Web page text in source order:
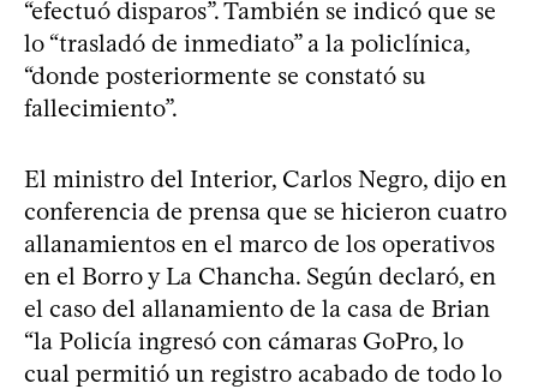
“efectuó disparos”. También se indicó que se
lo “trasladó de inmediato” a la policlínica,
“donde posteriormente se constató su
fallecimiento”.
El ministro del Interior, Carlos Negro, dijo en
conferencia de prensa que se hicieron cuatro
allanamientos en el marco de los operativos
en el Borro y La Chancha. Según declaró, en
el caso del allanamiento de la casa de Brian
“la Policía ingresó con cámaras GoPro, lo
cual permitió un registro acabado de todo lo